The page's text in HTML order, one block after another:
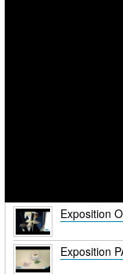
Exposition
Exposition